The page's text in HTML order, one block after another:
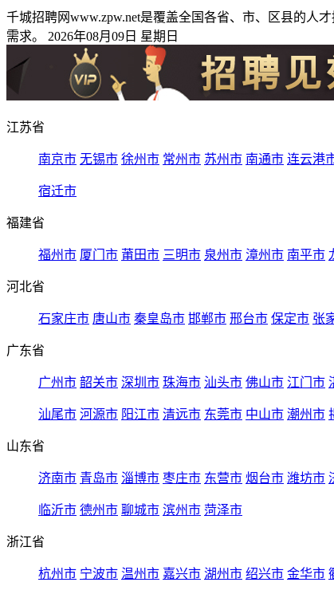
千城招聘网www.zpw.net是覆盖全国各省、市、区县的人
需求。 2026年08月09日 星期日
江苏省
南京市 无锡市 徐州市 常州市 苏州市 南通市 连云港
宿迁市
福建省
福州市 厦门市 莆田市 三明市 泉州市 漳州市 南平市
河北省
石家庄市 唐山市 秦皇岛市 邯郸市 邢台市 保定市 张
广东省
广州市 韶关市 深圳市 珠海市 汕头市 佛山市 江门市
汕尾市 河源市 阳江市 清远市 东莞市 中山市 潮州市
山东省
济南市 青岛市 淄博市 枣庄市 东营市 烟台市 潍坊市
临沂市 德州市 聊城市 滨州市 菏泽市
浙江省
杭州市 宁波市 温州市 嘉兴市 湖州市 绍兴市 金华市